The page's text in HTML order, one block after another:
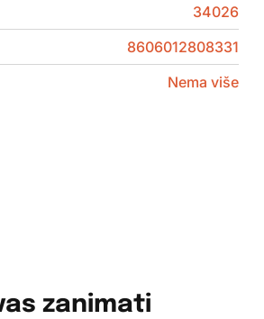
34026
8606012808331
Nema više
zanimati